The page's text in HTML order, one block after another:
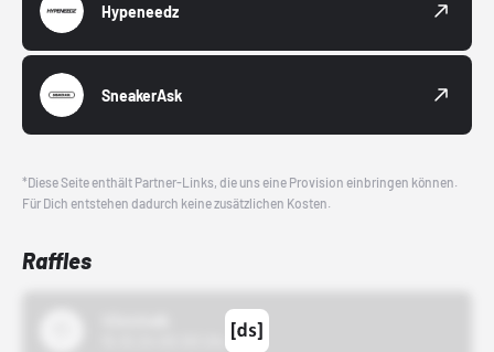
Hypeneedz
SneakerAsk
*Diese Seite enthält Partner-Links, die uns eine Provision einbringen können.
Für Dich entstehen dadurch keine zusätzlichen Kosten.
Raffles